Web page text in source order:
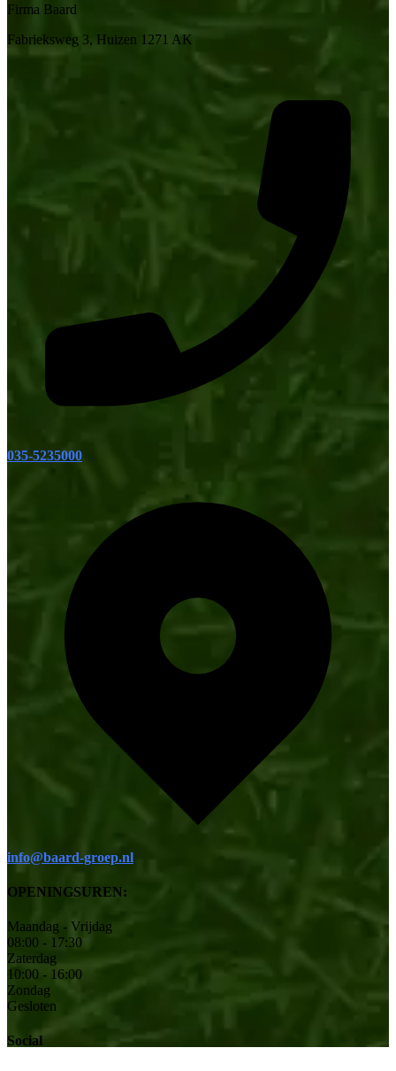
Firma Baard
Fabrieksweg 3, Huizen 1271 AK
035-5235000
info@baard-groep.nl
OPENINGSUREN:
Maandag - Vrijdag
08:00 - 17:30
Zaterdag
10:00 - 16:00
Zondag
Gesloten
Social